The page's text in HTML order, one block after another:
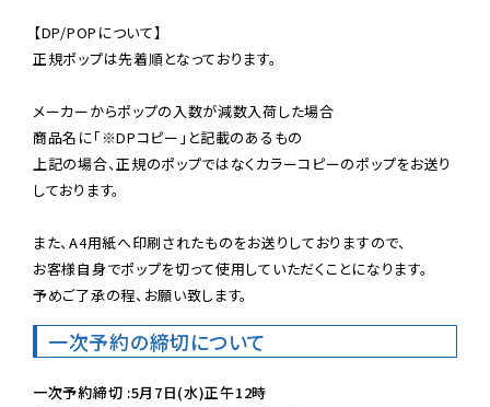
【DP/POPについて】
正規ポップは先着順となっております。
メーカーからポップの入数が減数入荷した場合
商品名に「※DPコピー」と記載のあるもの
上記の場合、正規のポップではなくカラーコピーのポップをお送り
しております。
また、A4用紙へ印刷されたものをお送りしておりますので、
お客様自身でポップを切って使用していただくことになります。
予めご了承の程、お願い致します。
一次予約の締切について
一次予約締切 :5月7日(水)正午12時